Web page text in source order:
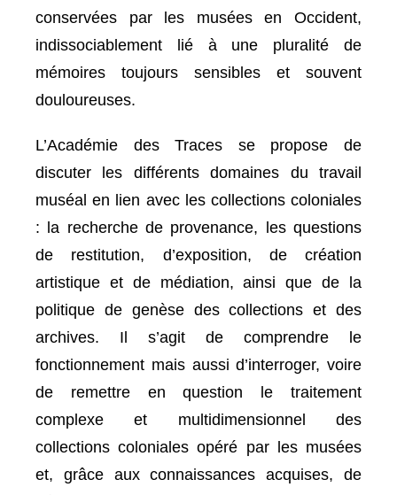
conservées par les musées en Occident,
indissociablement lié à une pluralité de
mémoires toujours sensibles et souvent
douloureuses.
L’Académie des Traces se propose de
discuter les différents domaines du travail
muséal en lien avec les collections coloniales
: la recherche de provenance, les questions
de restitution, d’exposition, de création
artistique et de médiation, ainsi que de la
politique de genèse des collections et des
archives. Il s’agit de comprendre le
fonctionnement mais aussi d’interroger, voire
de remettre en question le traitement
complexe et multidimensionnel des
collections coloniales opéré par les musées
et, grâce aux connaissances acquises, de